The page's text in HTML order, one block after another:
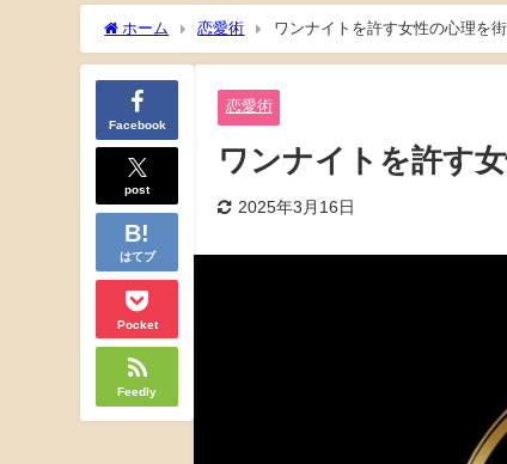
ホーム 恋愛術 ワンナイトを許す女性の心理を
Facebook
post
はてブ
Pocket
Feedly
恋愛術
ワンナイトを許す
2025年3月16日